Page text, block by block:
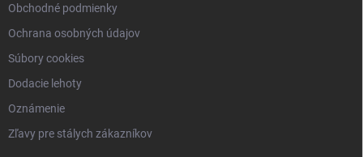
Obchodné podmienky
Ochrana osobných údajov
Súbory cookies
Dodacie lehoty
Oznámenie
Zľavy pre stálych zákazníkov